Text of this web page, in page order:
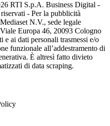
RTI S.p.A. Business Digital -
- Per la pubblicità
N.V., sede legale
Europa 46, 20093 Cologno
e ai dati personali trasmessi e/o
funzionale all’addestramento di
È altresì fatto divieto
di data scraping.